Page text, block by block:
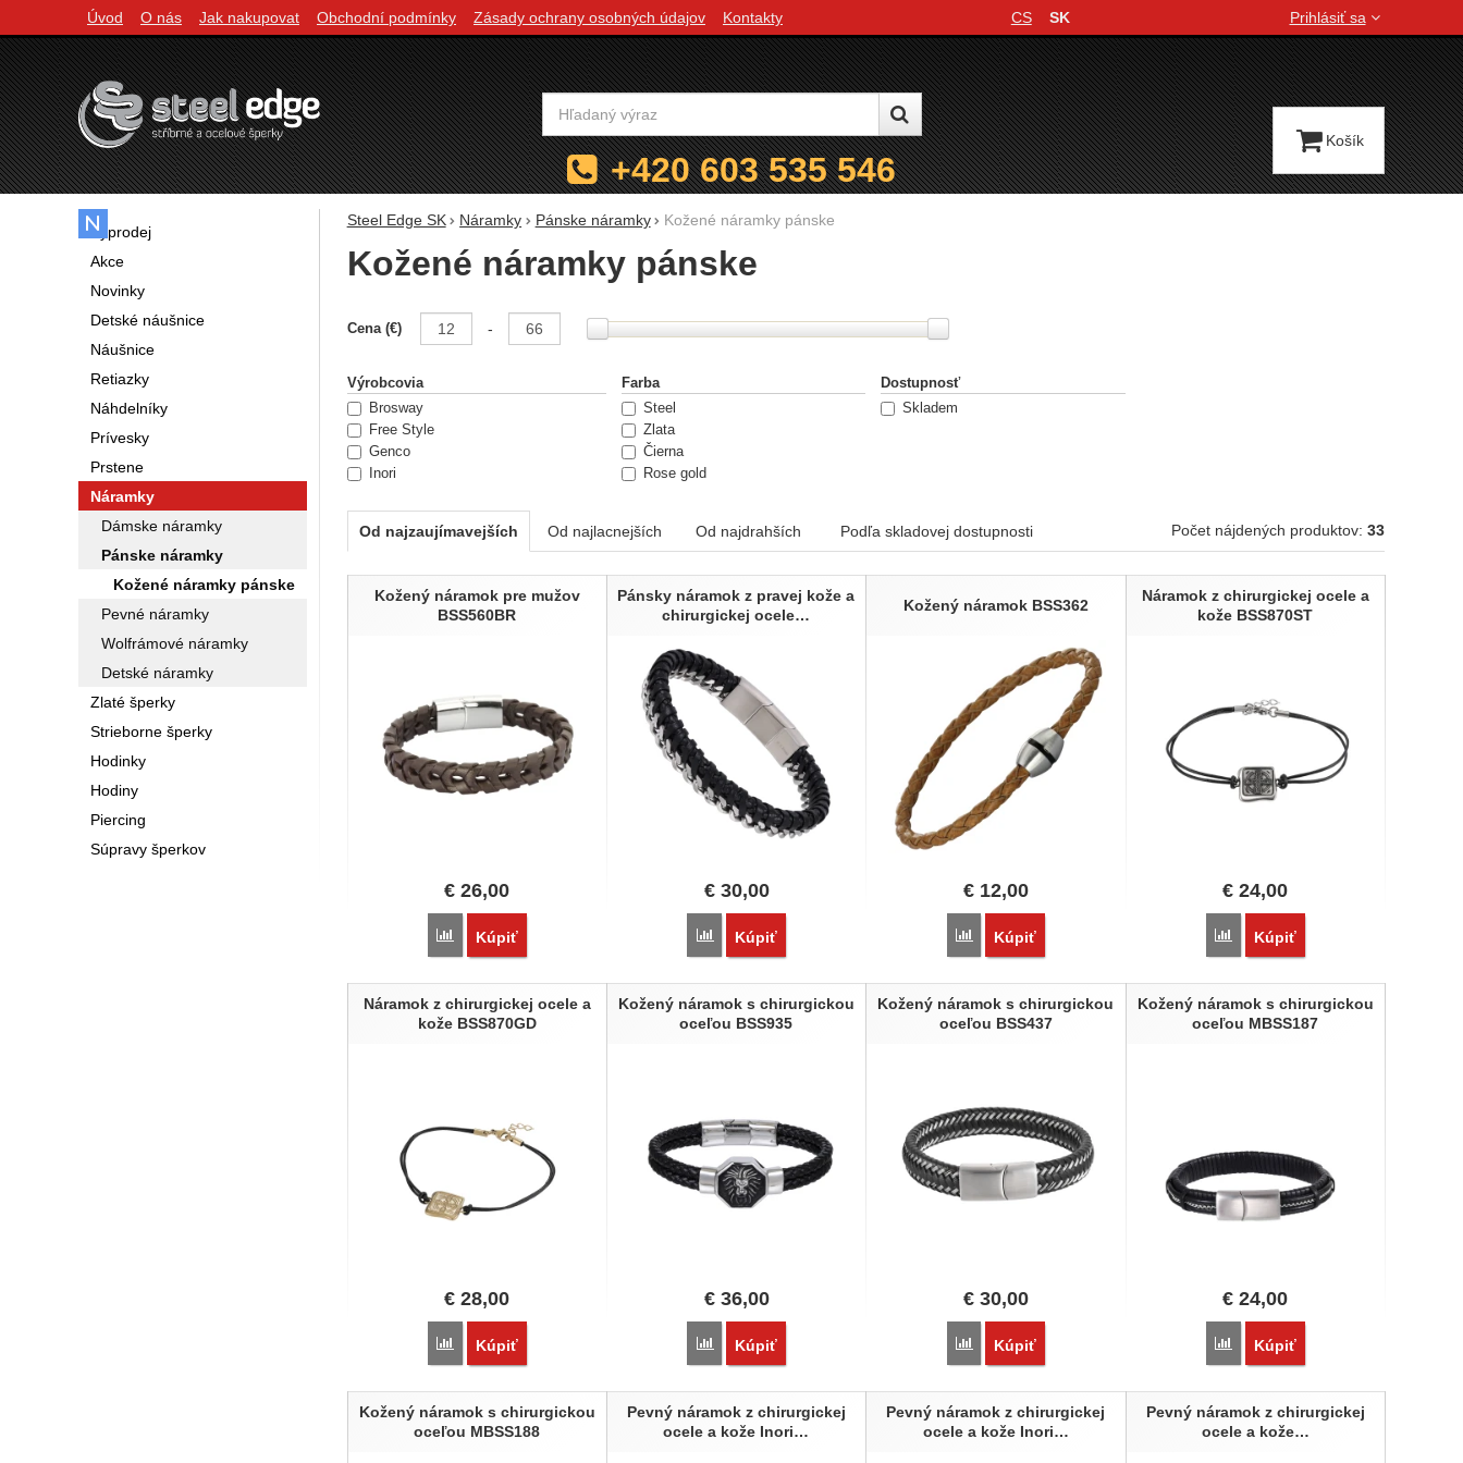
Steel Edge SK Náramky Pánske náramky Kožené náramky pánske
Kožené náramky pánske
Filtrovanie podľa parametrov
Cena (€) -
Výrobcovia
Brosway
Free Style
Genco
Inori
Farba
Steel
Zlata
Čierna
Rose gold
Šedostrieborná
Dostupnosť
Skladem
Od najzaujímavejších Od najlacnejších Od najdrahších Podľa skladovej dostupnosti Počet nájdených produktov: 33
Produkty
Kožený náramok pre mužov
BSS560BR
€ 26,00
Porovnať
Kúpiť
Pánsky náramok z pravej kože a
chirurgickej ocele…
€30,00
Porovnať
Kúpiť
Kožený náramok BSS362
€12,00
Porovnať
Kúpiť
Náramok z chirurgickej ocele a
kože BSS870ST
€ 24,00
Porovnať
Kúpiť
Náramok z chirurgickej ocele a
kože BSS870GD
€ 28,00
Porovnať
Kúpiť
Kožený náramok s chirurgickou
oceľou BSS935
€36,00
Porovnať
Kúpiť
Kožený náramok s chirurgickou
oceľou BSS437
€30,00
Porovnať
Kúpiť
Kožený náramok s chirurgickou
oceľou MBSS187
€ 24,00
Porovnať
Kúpiť
Kožený náramok s chirurgickou
oceľou MBSS188
Pevný náramok z chirurgickej
ocele a kože Inori…
Pevný náramok z chirurgickej
ocele a kože Inori…
Pevný náramok z chirurgickej
ocele a kože…
Výprodej
Akce
Novinky
Detské náušnice
Náušnice
Retiazky
Náhdelníky
Prívesky
Prstene
Náramky
Dámske náramky
Pánske náramky
Kožené náramky pánske
Pevné náramky
Wolfrámové náramky
Detské náramky
Zlaté šperky
Strieborne šperky
Hodinky
Hodiny
Piercing
Súpravy šperkov
Navigácia
Úvod O nás Jak nakupovat Obchodní podmínky Zásady ochrany osobných údajov Kontakty
Jazyková verzia
CS SK Prihlásiť sa
Vyhľadávanie
+420 603 535 546
Košík